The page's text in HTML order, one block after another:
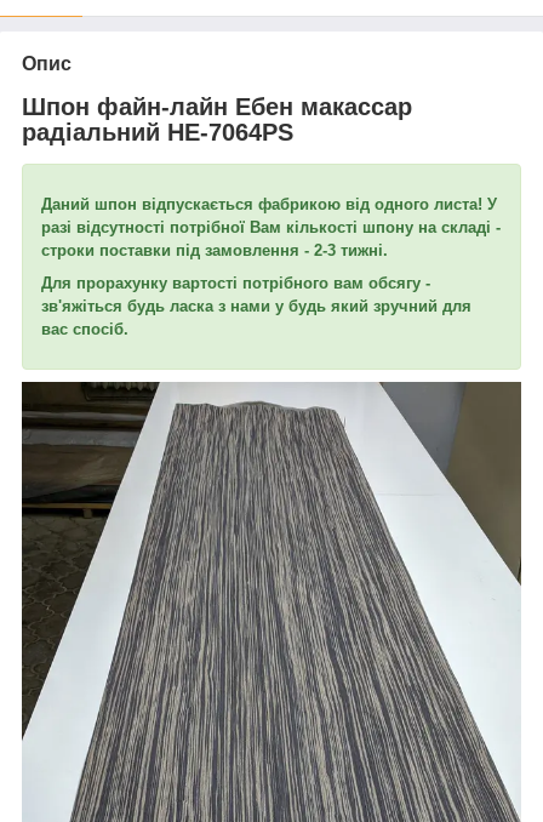
Опис
Шпон файн-лайн Ебен макассар
радіальний HE-7064PS
Даний шпон відпускається фабрикою від одного листа! У
разі відсутності потрібної Вам кількості шпону на складі -
строки поставки під замовлення - 2-3 тижні.
Для прорахунку вартості потрібного вам обсягу -
зв'яжіться будь ласка з нами у будь який зручний для
вас спосіб.